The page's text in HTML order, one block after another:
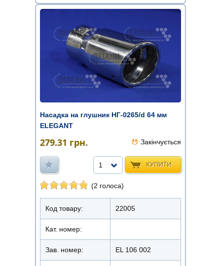
Насадка на глушник НГ-0265/d 64 мм
ELEGANT
279.31 грн. Закінчується
КУПИТИ
1
(2 голоса)
Код товару: 22005
Кат. номер:
Зав. номер: EL 106 002